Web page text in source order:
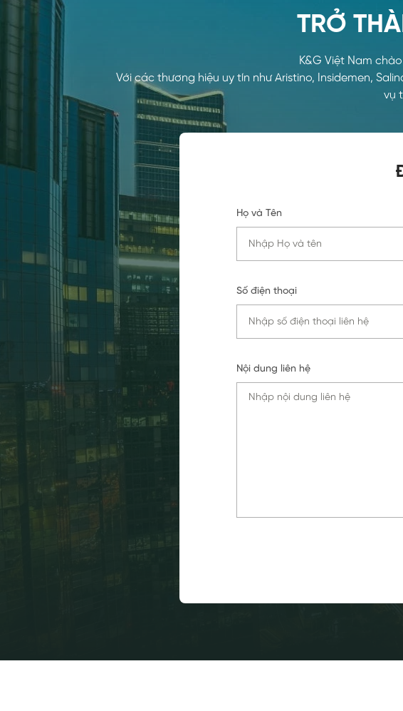
TRỞ
K&G Việt Nam
Với các thương hiệu uy tín như Aristino, Insidemen,
vụ
Họ và Tên
Số điện thoại
Nội dung liên hệ